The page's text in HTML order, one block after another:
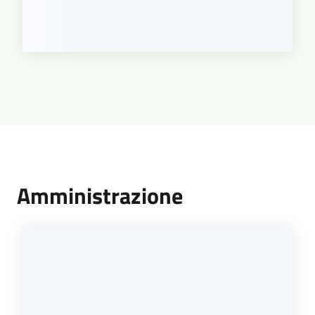
Amministrazione